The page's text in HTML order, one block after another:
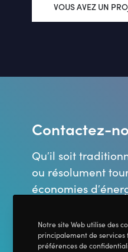
VOUS AVEZ UN
Contactez-
Qu′il soit
ou résolument
économies
pour mener à
construction, de
Notre site Web utilise des
principalement de services
préférences de